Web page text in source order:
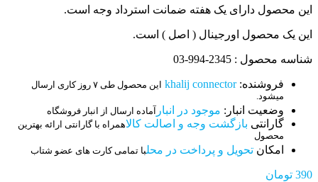
این محصول دارای یک هفته ضمانت استرداد وجه است.
این یک محصول اورجینال ( اصل ) است.
شناسه محصول : 2345-994-03
فروشنده:khalij connector این محصول طی ۷ روز کاری ارسال
میشود.
وضعیت انبار: موجود در انبار آماده ارسال از انبار فروشگاه
گارانتی بازگشت وجه و اصالت کالاهمراه با گارانتی ارائه بهترین
محصول
امکان تحویل و پرداخت در محلبا تمامی کارت های عضو شتاب
390 تومان